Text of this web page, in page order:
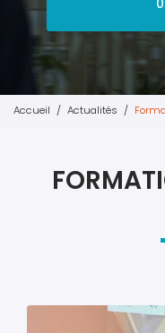
Accueil Actualités